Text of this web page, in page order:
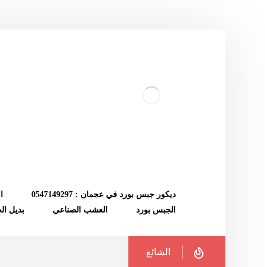
ديكور جبس بورد في عجمان : 0547149297
الجبس بورد
العشب الصناعي بديل
الشائع